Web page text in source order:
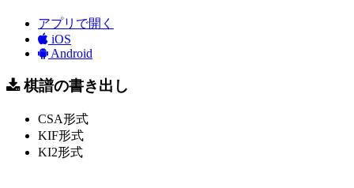
アプリで開く
iOS
Android
棋譜の書き出し
CSA形式
KIF形式
KI2形式